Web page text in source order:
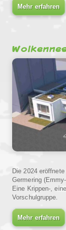
Mehr erfahren
Die 2024
Germering
Eine Krippen-,
Vorschulgruppe.
Mehr erfahren